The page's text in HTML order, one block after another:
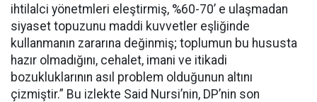
ihtilalci yönetmleri eleştirmiş, %60-70’ e ulaşmadan
siyaset topuzunu maddi kuvvetler eşliğinde
kullanmanın zararına değinmiş; toplumun bu hususta
hazır olmadığını, cehalet, imani ve itikadi
bozukluklarının asıl problem olduğunun altını
çizmiştir.” Bu izlekte Said Nursi’nin, DP’nin son